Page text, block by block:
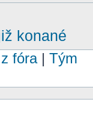
konané
fóra| Tým